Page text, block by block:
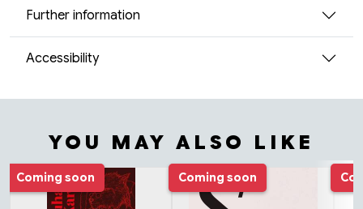
Further information
Accessibility
YOU MAY ALSO LIKE
Tuoteluettelon alku
Coming soon Coming soon